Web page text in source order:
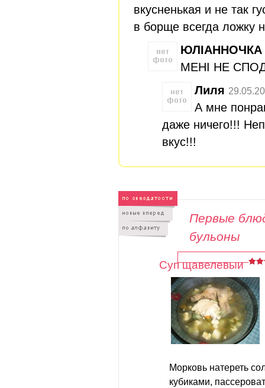
вкусненькая и не так
в борще всегда ложку
ЮЛІАННОЧКА
МЕНІ НЕ
Лиля
А мне
даже ничего!!!
вкус!!!
Первые
бульоны
Суп щавелевый
Морковь натереть
кубиками,